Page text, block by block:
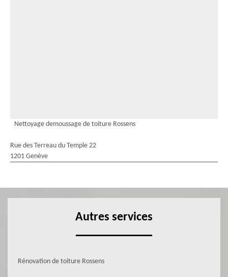
Nettoyage demoussage de toiture Rossens
Rue des Terreau du Temple 22
1201 Genève
Autres services
Rénovation de toiture Rossens